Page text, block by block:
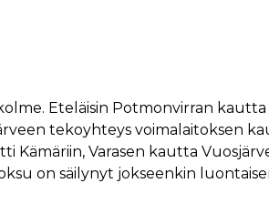
Eteläisin Potmonvirran kautta
tekoyhteys voimalaitoksen
Kämäriin, Varasen kautta
on säilynyt jokseenkin